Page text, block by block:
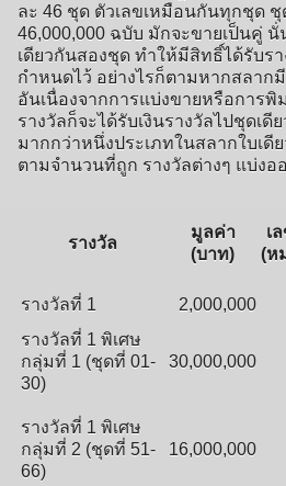
ละ 46 ชุด ตัวเลขเหมือนกันทุกชุด ชุ
46,000,000 ฉบับ มักจะขายเป็นคู่
เดียวกันสองชุด ทำให้มีสิทธิ์ได้รับรา
กำหนดไว้ อย่างไรก็ตามหากสลากมี
อันเนื่องจากการแบ่งขายหรือการ
รางวัลก็จะได้รับเงินรางวัลไปชุดเดี
มากกว่าหนึ่งประเภทในสลากใบเดี
ตามจำนวนที่ถูก รางวัลต่างๆ แบ่งอ
รางวัล
มูลค่า
(บาท)
เ
(ห
รางวัลที่ 1
2,000,000
รางวัลที่ 1 พิเศษ
กลุ่มที่ 1 (ชุดที่ 01-
30)
30,000,000
รางวัลที่ 1 พิเศษ
กลุ่มที่ 2 (ชุดที่ 51-
66)
16,000,000